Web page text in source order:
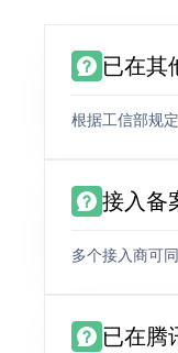
已在其
根据工信部规
接入备
多个接入商可
已在腾